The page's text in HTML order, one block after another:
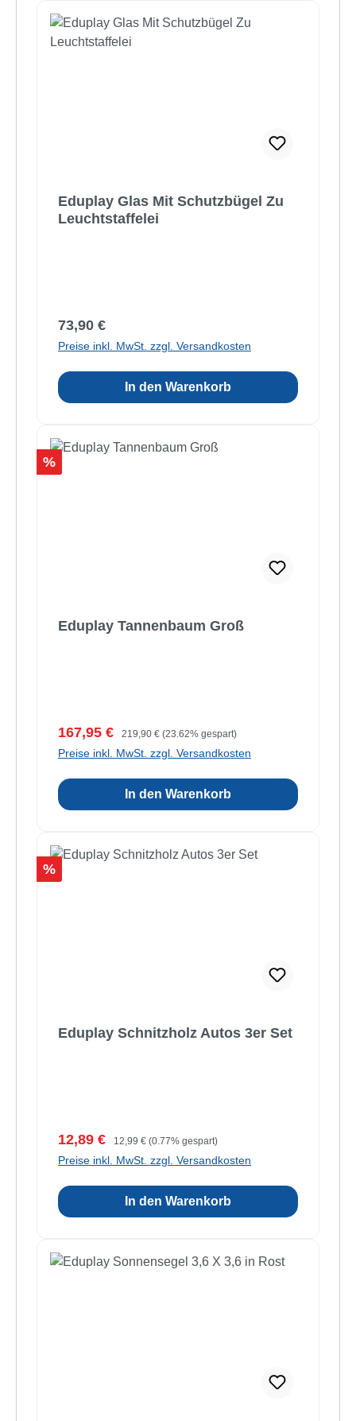
Eduplay Glas Mit Schutzbügel Zu
Leuchtstaffelei
Regulärer Preis:
73,90 €
Preise inkl. MwSt. zzgl. Versandkosten
In den Warenkorb
Rabatt
%
Eduplay Tannenbaum Groß
Verkaufspreis:
167,95 € Regulärer Preis:
219,90 € (23.62% gespart)
Preise inkl. MwSt. zzgl. Versandkosten
In den Warenkorb
Rabatt
%
Eduplay Schnitzholz Autos 3er Set
Verkaufspreis:
12,89 € Regulärer Preis:
12,99 € (0.77% gespart)
Preise inkl. MwSt. zzgl. Versandkosten
In den Warenkorb